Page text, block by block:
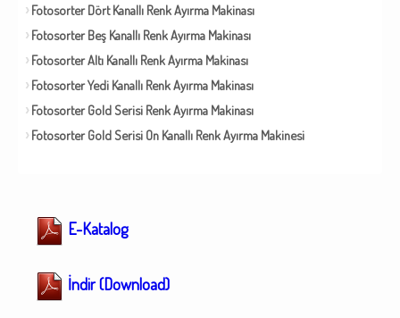
Fotosorter Dört Kanallı Renk Ayırma Makinası
Fotosorter Beş Kanallı Renk Ayırma Makinası
Fotosorter Altı Kanallı Renk Ayırma Makinası
Fotosorter Yedi Kanallı Renk Ayırma Makinası
Fotosorter Gold Serisi Renk Ayırma Makinası
Fotosorter Gold Serisi On Kanallı Renk Ayırma Makinesi
E-Katalog
İndir (Download)